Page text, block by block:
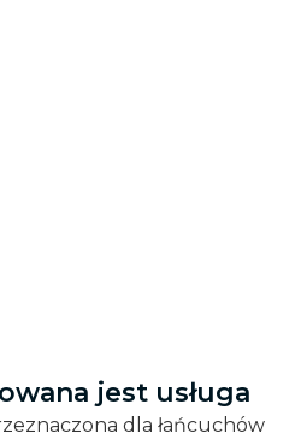
jest usługa
dla łańcuchów